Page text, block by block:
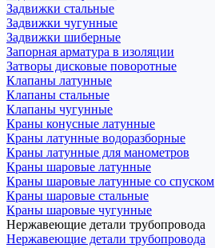
Задвижки стальные
Задвижки чугунные
Задвижки шиберные
Запорная арматура в изоляции
Затворы дисковые поворотные
Клапаны латунные
Клапаны стальные
Клапаны чугунные
Краны конусные латунные
Краны латунные водоразборные
Краны латунные для манометров
Краны шаровые латунные
Краны шаровые латунные со спуском
Краны шаровые стальные
Краны шаровые чугунные
Нержавеющие детали трубопровода
Нержавеющие детали трубопровода